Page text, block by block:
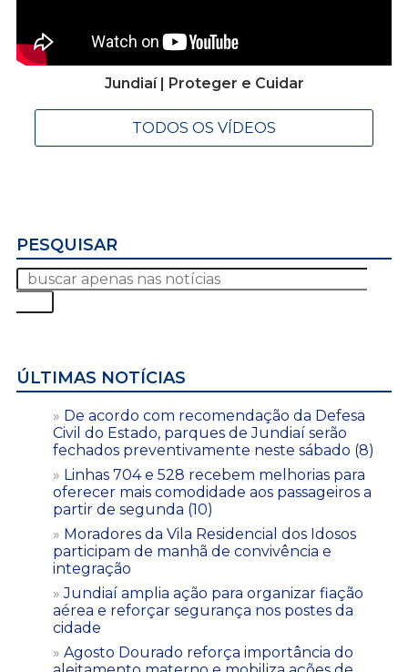
Jundiaí | Proteger e Cuidar
TODOS OS VÍDEOS
PESQUISAR
ÚLTIMAS NOTÍCIAS
De acordo com recomendação da Defesa
Civil do Estado, parques de Jundiaí serão
fechados preventivamente neste sábado (8)
Linhas 704 e 528 recebem melhorias para
oferecer mais comodidade aos passageiros a
partir de segunda (10)
Moradores da Vila Residencial dos Idosos
participam de manhã de convivência e
integração
Jundiaí amplia ação para organizar fiação
aérea e reforçar segurança nos postes da
cidade
Agosto Dourado reforça importância do